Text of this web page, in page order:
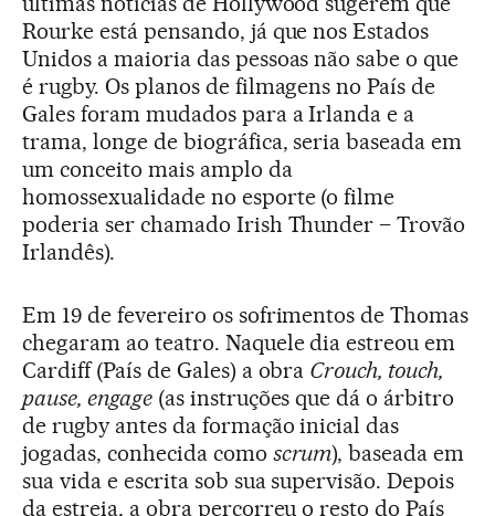
Rourke está pensando, já que nos Estados
Unidos a maioria das pessoas não sabe o que
é rugby. Os planos de filmagens no País de
Gales foram mudados para a Irlanda e a
trama, longe de biográfica, seria baseada em
um conceito mais amplo da
homossexualidade no esporte (o filme
poderia ser chamado Irish Thunder – Trovão
Irlandês).
Em 19 de fevereiro os sofrimentos de Thomas
chegaram ao teatro. Naquele dia estreou em
Cardiff (País de Gales) a obra Crouch, touch,
pause, engage(as instruções que dá o árbitro
de rugby antes da formação inicial das
jogadas, conhecida como scrum), baseada em
sua vida e escrita sob sua supervisão. Depois
da estreia, a obra percorreu o resto do País